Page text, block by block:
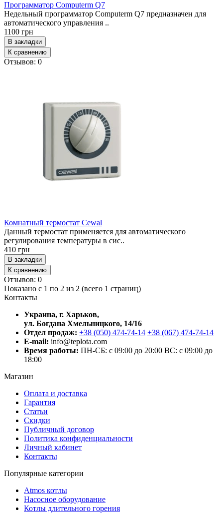
Программатор Computerm Q7
Недельный программатор Computerm Q7 предназначен для
автоматического управления ..
1100 грн
В закладки
К сравнению
Отзывов: 0
Комнатный термостат Cewal
Данный термостат применяется для автоматического
регулирования температуры в сис..
410 грн
В закладки
К сравнению
Отзывов: 0
Показано с 1 по 2 из 2 (всего 1 страниц)
Контакты
Украина, г. Харьков,
ул. Богдана Хмельницкого, 14/16
Отдел продаж: +38 (050) 474-74-14 +38 (067) 474-74-14
E-mail: info@teplota.com
Время работы: ПН-СБ: с 09:00 до 20:00 ВС: с 09:00 до
18:00
Магазин
Оплата и доставка
Гарантия
Статьи
Скидки
Публичный договор
Политика конфиденциальности
Личный кабинет
Контакты
Популярные категории
Atmos котлы
Насосное оборудование
Котлы длительного горения